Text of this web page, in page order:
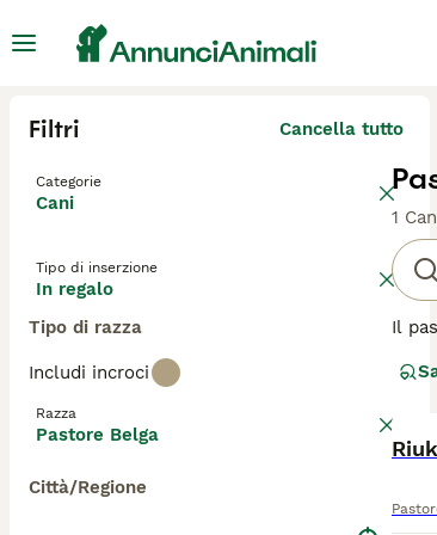
Filtri Cancella tutto
Categorie
Cani
Tipo di inserzione
In regalo
Tipo di razza
Includi incroci
Razza
Pastore Belga
Città/Regione
1
Il